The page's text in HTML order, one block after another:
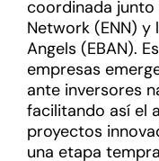
coordinada junto
Network (ENN) y
Angels (EBAN).
empresas
ante inversores
facilitando así el
proyectos
una etapa